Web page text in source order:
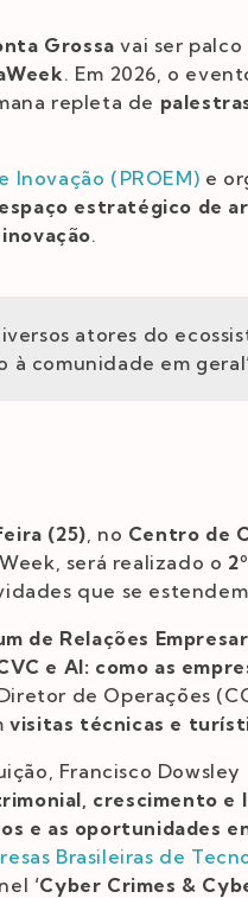
Grossavai ser
. Em 2026, o
repleta de
Inovação (PROEM) e
espaço estratégico de
.
atores do
comunidade em
(25) , no Centro de
será realizado o
que se
de Relações
e AI: como as
Diretor de Operações
visitas técnicas e
Francisco Dowsley
crescimento e
e as oportunidades
Brasileiras de
‘Cyber Crimes &